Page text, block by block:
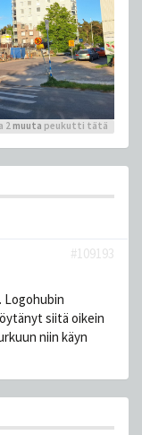
2 muuta peukutti tätä
#109193
Logohubin
siitä oikein
niin käyn